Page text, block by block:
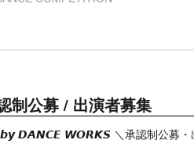
制公募 / 出演者募集
𝙒𝙊𝙍𝙆𝙎 ＼承認制公募・出